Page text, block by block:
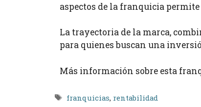
aspectos de la franquicia
La trayectoria de la marca,
para quienes buscan una
Más información sobre esta
Etiquetas
franquicias, rentabilidad